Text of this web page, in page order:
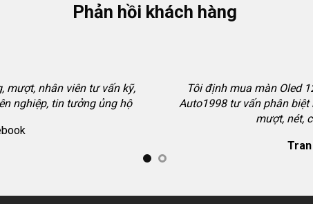
Phản hồi khách hàng
mượt, nhân viên tư vấn kỹ,
nghiệp, tin tưởng ủng hộ
Tôi định mua màn Oled
Auto1998 tư vấn phân
mượt, nét,